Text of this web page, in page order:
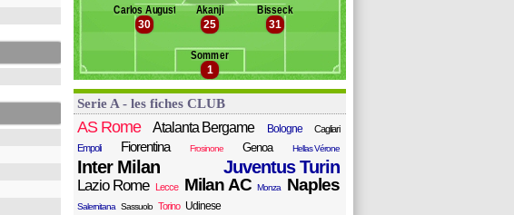
Acerbi
de Vrij
Taho
Martínez
1
Sommer
31
Bisseck
25
Akanji
30
Carlos Augusto
Serie A - les fiches CLUB
AS Rome Atalanta Bergame Bologne
Cagliari
Empoli
Fiorentina Frosinone Genoa Hellas Vérone
Inter Milan Juventus Turin
Lazio Rome Lecce Milan AC Monza Naples
Salernitana Sassuolo Torino Udinese